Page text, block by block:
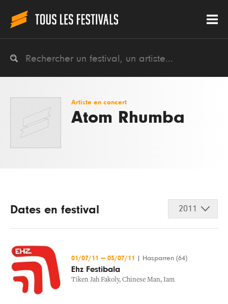
Artiste en concert
Atom Rhumba
Dates en festival 2011
01/07/11 — 03/07/11 Hasparren (64)
Ehz Festibala
Tiken Jah Fakoly, Chinese Man, Iam